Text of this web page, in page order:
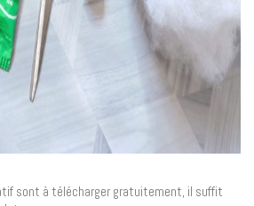
sont à télécharger gratuitement, il suffit